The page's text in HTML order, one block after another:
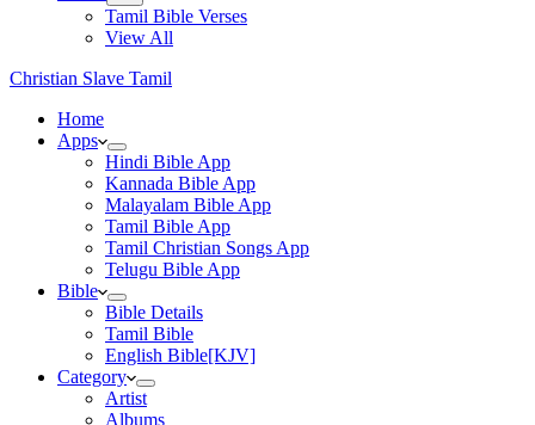
Tamil Bible Verses
View All
Christian Slave Tamil
Home
Apps
Hindi Bible App
Kannada Bible App
Malayalam Bible App
Tamil Bible App
Tamil Christian Songs App
Telugu Bible App
Bible
Bible Details
Tamil Bible
English Bible[KJV]
Category
Artist
Albums